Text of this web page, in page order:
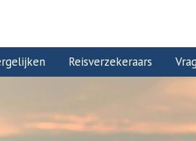
Reisverzekeraars